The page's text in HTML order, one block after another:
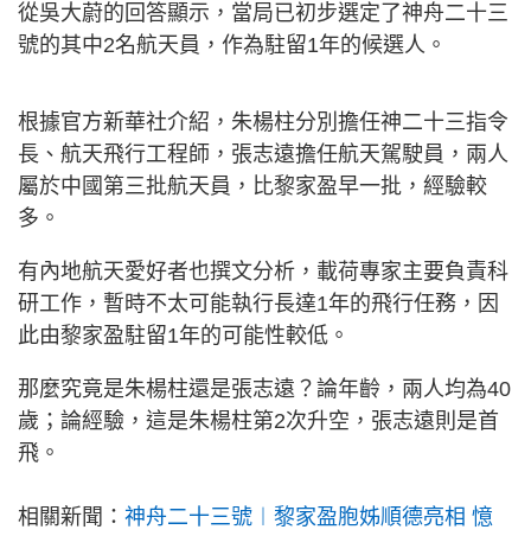
從吳大蔚的回答顯示，當局已初步選定了神舟二十三
號的其中2名航天員，作為駐留1年的候選人。
根據官方新華社介紹，朱楊柱分別擔任神二十三指令
長、航天飛行工程師，張志遠擔任航天駕駛員，兩人
屬於中國第三批航天員，比黎家盈早一批，經驗較
多。
有內地航天愛好者也撰文分析，載荷專家主要負責科
研工作，暫時不太可能執行長達1年的飛行任務，因
此由黎家盈駐留1年的可能性較低。
那麼究竟是朱楊柱還是張志遠？論年齡，兩人均為40
歲；論經驗，這是朱楊柱第2次升空，張志遠則是首
飛。
相關新聞： 神舟二十三號︱黎家盈胞姊順德亮相 憶